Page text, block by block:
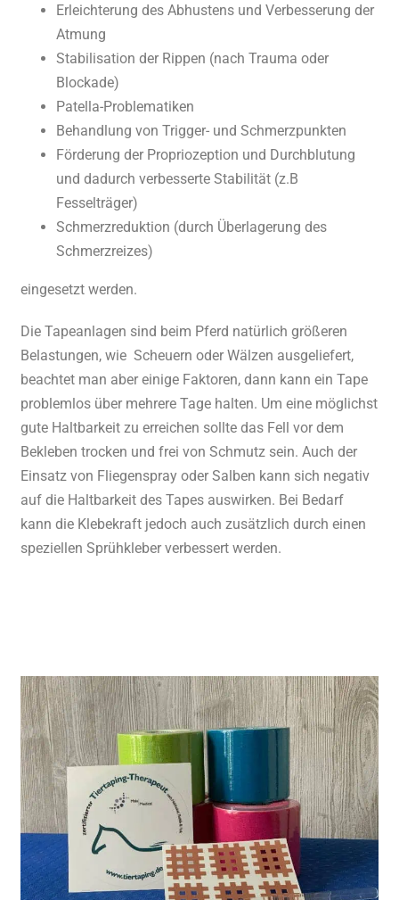
Erleichterung des Abhustens und Verbesserung der
Atmung
Stabilisation der Rippen (nach Trauma oder
Blockade)
Patella-Problematiken
Behandlung von Trigger- und Schmerzpunkten
Förderung der Propriozeption und Durchblutung
und dadurch verbesserte Stabilität (z.B
Fesselträger)
Schmerzreduktion (durch Überlagerung des
Schmerzreizes)
eingesetzt werden.
Die Tapeanlagen sind beim Pferd natürlich größeren
Belastungen, wie Scheuern oder Wälzen ausgeliefert,
beachtet man aber einige Faktoren, dann kann ein Tape
problemlos über mehrere Tage halten. Um eine möglichst
gute Haltbarkeit zu erreichen sollte das Fell vor dem
Bekleben trocken und frei von Schmutz sein. Auch der
Einsatz von Fliegenspray oder Salben kann sich negativ
auf die Haltbarkeit des Tapes auswirken. Bei Bedarf
kann die Klebekraft jedoch auch zusätzlich durch einen
speziellen Sprühkleber verbessert werden.